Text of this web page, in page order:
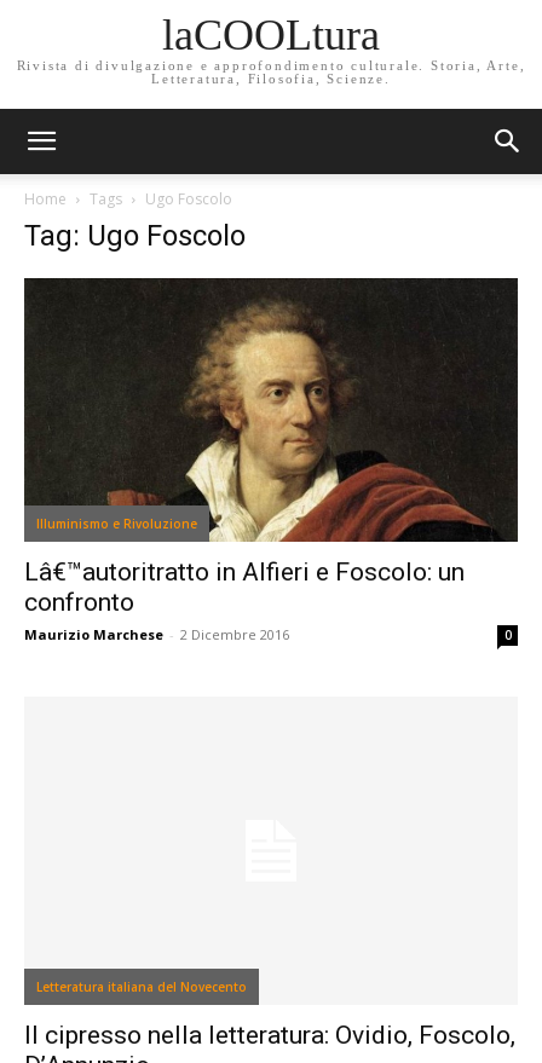
laCOOLtura
Rivista di divulgazione e approfondimento culturale. Storia, Arte,
Letteratura, Filosofia, Scienze.
Home Tags Ugo Foscolo
Tag: Ugo Foscolo
Illuminismo e Rivoluzione
Lâ€™autoritratto in Alfieri e Foscolo: un
confronto
Maurizio Marchese - 2 Dicembre 2016 0
Letteratura italiana del Novecento
Il cipresso nella letteratura: Ovidio, Foscolo,